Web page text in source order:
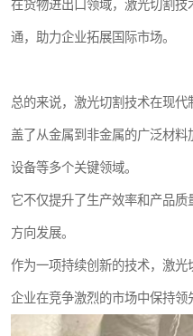
在货物进出口领域，激光切割
通，助力企业拓展国际市场。
总的来说，激光切割技术在现
盖了从金属到非金属的广泛材
设备等多个关键领域。
它不仅提升了生产效率和产品
方向发展。
作为一项持续创新的技术，激
企业在竞争激烈的市场中保持领